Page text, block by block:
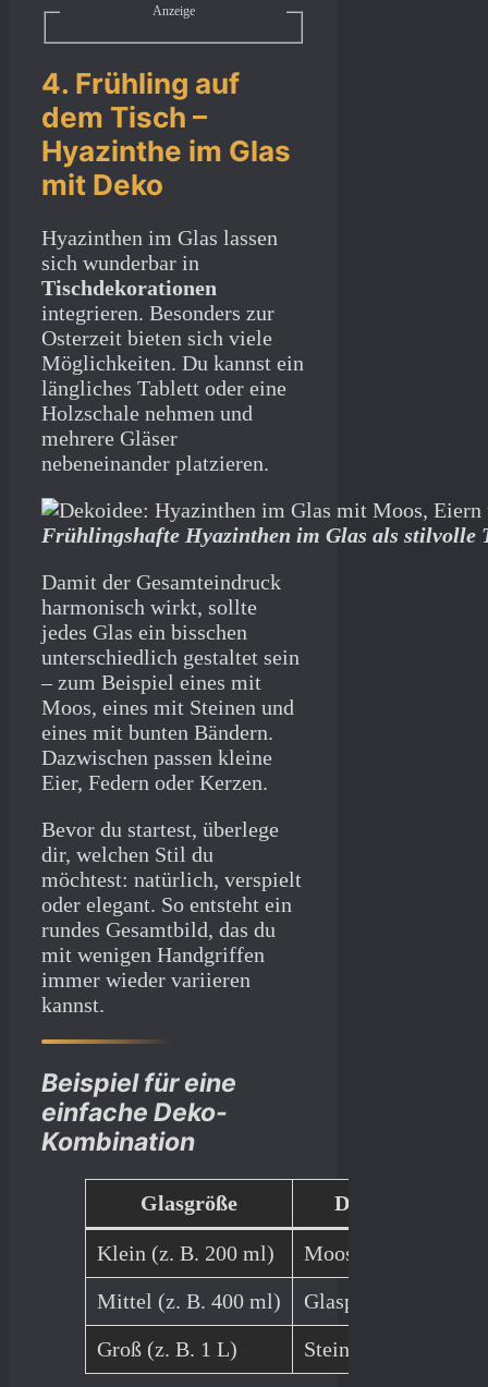
Anzeige
4. Frühling auf
dem Tisch –
Hyazinthe im Glas
mit Deko
Hyazinthen im Glas lassen
sich wunderbar in
Tischdekorationen
integrieren. Besonders zur
Osterzeit bieten sich viele
Möglichkeiten. Du kannst ein
längliches Tablett oder eine
Holzschale nehmen und
mehrere Gläser
nebeneinander platzieren.
Frühlingshafte Hyazinthen im Glas als stilvolle
Damit der Gesamteindruck
harmonisch wirkt, sollte
jedes Glas ein bisschen
unterschiedlich gestaltet sein
– zum Beispiel eines mit
Moos, eines mit Steinen und
eines mit bunten Bändern.
Dazwischen passen kleine
Eier, Federn oder Kerzen.
Bevor du startest, überlege
dir, welchen Stil du
möchtest: natürlich, verspielt
oder elegant. So entsteht ein
rundes Gesamtbild, das du
mit wenigen Handgriffen
immer wieder variieren
kannst.
Beispiel für eine
einfache Deko-
Kombination
Glasgröße Dekoelemente
Klein (z. B. 200 ml)
Moos,
Mittel (z. B. 400 ml)
Glasperlen, Schleife
Groß (z. B. 1 L)
Steine, Federn,